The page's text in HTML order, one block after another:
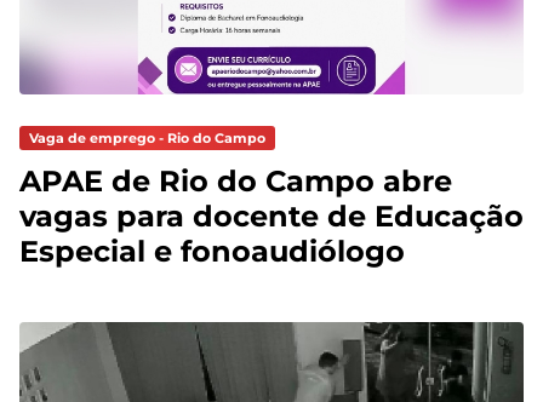
Vaga de emprego - Rio do Campo
APAE de Rio do Campo abre
vagas para docente de Educação
Especial e fonoaudiólogo